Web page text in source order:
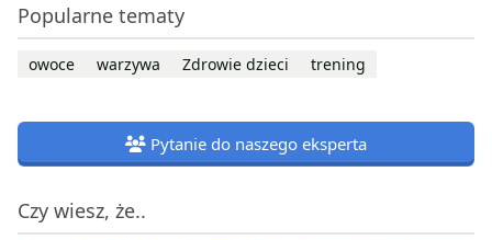
Popularne tematy
owoce warzywa Zdrowie dzieci trening
Pytanie do naszego eksperta
Czy wiesz, że..